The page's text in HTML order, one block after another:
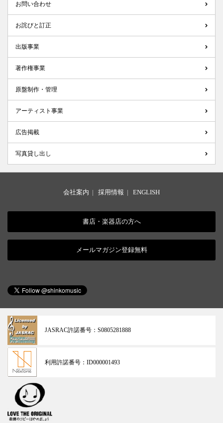
お問い合わせ
お詫びと訂正
出版事業
著作権事業
原盤制作・管理
アーティスト事業
広告掲載
写真貸し出し
会社案内 | 採用情報 | ENGLISH
書店・楽器店の方へ
メールマガジン登録無料
JASRAC許諾番号： S0805281888
利用許諾番号： ID000001493